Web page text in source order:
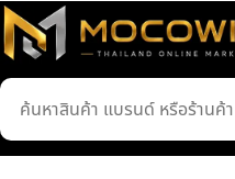
ข้าม
ไป
เนื้อหา
ค้นหา
สินค้า